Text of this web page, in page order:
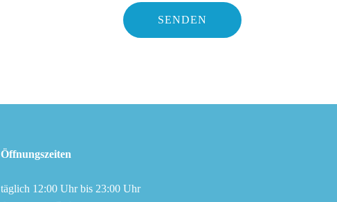
SENDEN
Öffnungszeiten
täglich 12:00 Uhr bis 23:00 Uhr